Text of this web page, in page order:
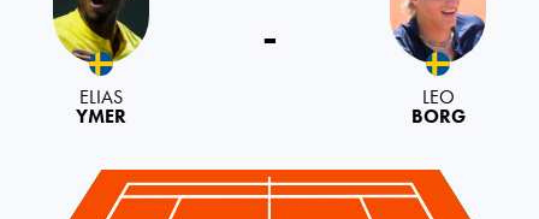
ELIAS
YMER
-
LEO
BORG